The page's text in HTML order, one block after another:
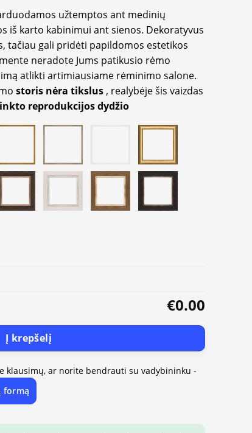
užtemptos ant medinių
iš karto kabinimui ant sienos. Dekoratyvus
tačiau gali pridėti papildomos estetikos
neradote Jums patikusio rėmo
atlikti artimiausiame rėminimo salone.
storis nėra tikslus , realybėje šis vaizdas
reprodukcijos dydžio
€0.00
Į krepšelį
klausimų, ar norite bendrauti su vadybininku -
formą